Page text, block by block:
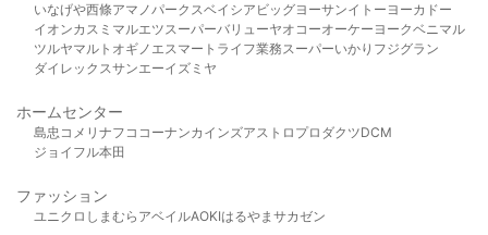
いなげや西條アマノパークスベイシア ビッグヨーサンイトーヨーカドー
イオンカスミ マルエツスーパーバリューヤオコーオーケー ヨークベニマル
ツルヤマルト オギノ エスマート ライフ業務スーパーいかり フジグラン
ダイレックスサンエーイズミヤ
ホームセンター
島忠 コメリ ナフコ コーナンカインズアストロプロダクツDCM
ジョイフル本田
ファッション
ユニクロ しまむら アベイルAOKIはるやま サカゼン